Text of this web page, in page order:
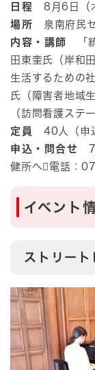
日程 8月6日（
場所 泉南府民
内容・講師 「
田東奎氏（岸和
生活するための
氏（障害者地域
（訪問看護ステ
定員
40人（申
申込・問合せ 7
健所へ電話：
イベント
ストリー